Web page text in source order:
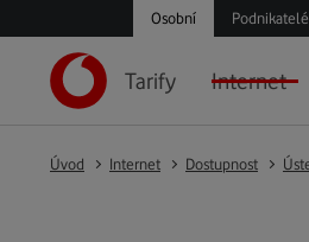
Osobní
Tarify Internet
Úvod Internet Dostupnost